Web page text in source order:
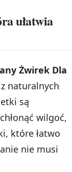
ułatwia
Żwirek Dla
naturalnych
są
wilgoć,
które łatwo
nie musi